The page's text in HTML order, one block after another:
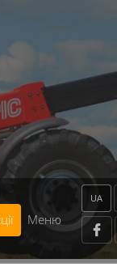
string, array
Template/
Меню
UA